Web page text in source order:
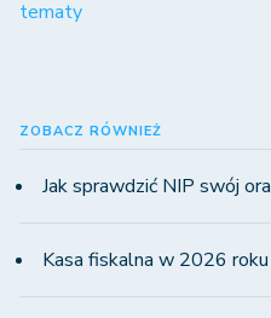
tematy
ZOBACZ RÓWNIEŻ
Jak sprawdzić NIP swój
Kasa fiskalna w 2026